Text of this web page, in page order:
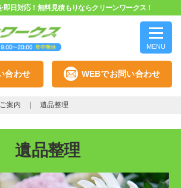
即日対応！無料見積もりならクリーンワークス！
MENU
合わせ WEBでお問い合わせ
案内 遺品整理
遺品整理